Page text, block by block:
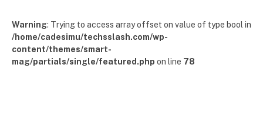
Warning: Trying to access array offset on value of type bool in
/home/cadesimu/techsslash.com/wp-
content/themes/smart-
mag/partials/single/featured.php on line 78